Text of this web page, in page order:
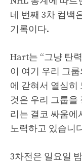
네 번째 3차 컴백
기록이다.
Hart는 “그냥 탄
이 여기 우리 그
에 갇혀서 열심히
것은 우리 그룹을
리는 결코 싸움에
노력하고 있습니
3차전은 일요일